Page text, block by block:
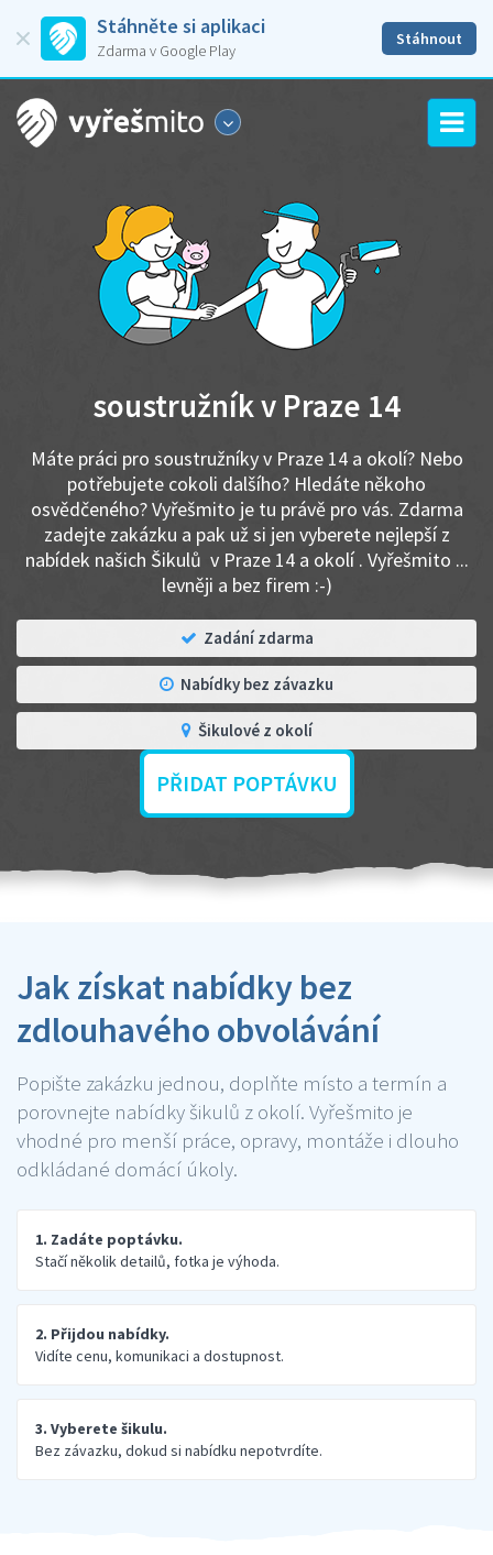
Stáhněte si aplikaci
Zdarma v Google Play
Stáhnout
soustružník v Praze 14
Máte práci pro soustružníky v Praze 14 a okolí? Nebo
potřebujete cokoli dalšího? Hledáte někoho
osvědčeného? Vyřešmito je tu právě pro vás. Zdarma
zadejte zakázku a pak už si jen vyberete nejlepší z
nabídek našich Šikulů v Praze 14 a okolí . Vyřešmito ...
levněji a bez firem :-)
Zadání zdarma
Nabídky bez závazku
Šikulové z okolí
PŘIDAT POPTÁVKU
Jak získat nabídky bez
zdlouhavého obvolávání
Popište zakázku jednou, doplňte místo a termín a
porovnejte nabídky šikulů z okolí. Vyřešmito je
vhodné pro menší práce, opravy, montáže i dlouho
odkládané domácí úkoly.
1. Zadáte poptávku.
Stačí několik detailů, fotka je výhoda.
2. Přijdou nabídky.
Vidíte cenu, komunikaci a dostupnost.
3. Vyberete šikulu.
Bez závazku, dokud si nabídku nepotvrdíte.